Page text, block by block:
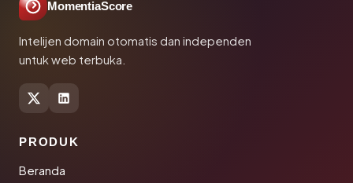
MomentiaScore
Intelijen domain otomatis dan independen
untuk web terbuka.
PRODUK
Beranda